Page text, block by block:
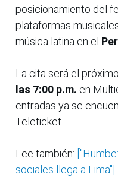
posicionamiento del
plataformas
música latina en el
La cita será el próximo
las 7:00 p.m. en
entradas ya se
Teleticket.
Lee también:
sociales llega a Lima"]